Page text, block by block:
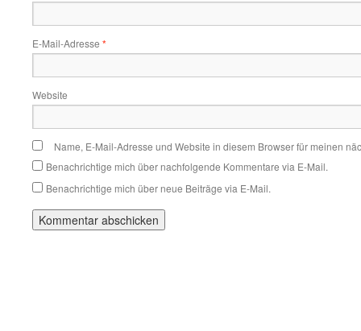
E-Mail-Adresse *
Website
Name, E-Mail-Adresse und Website in diesem Browser für meinen
Benachrichtige mich über nachfolgende Kommentare via E-Mail.
Benachrichtige mich über neue Beiträge via E-Mail.